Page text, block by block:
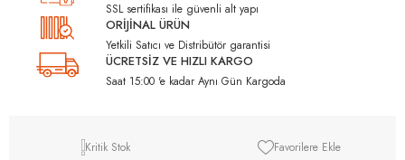
SSL sertifikası ile güvenli alt yapı
ORİJİNAL ÜRÜN
Yetkili Satıcı ve Distribütör garantisi
ÜCRETSİZ VE HIZLI KARGO
Saat 15:00 'e kadar Aynı Gün Kargoda
Kritik Stok Favorilere Ekle